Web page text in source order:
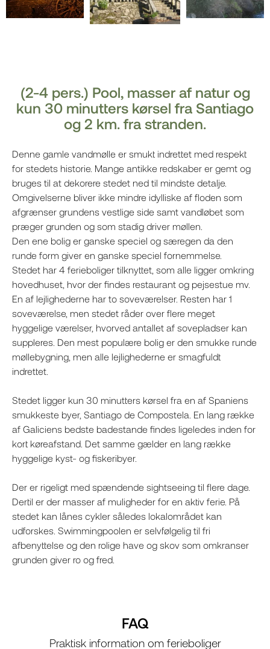
(2-4 pers.) Pool, masser af natur og
kun 30 minutters kørsel fra Santiago
og 2 km. fra stranden.
Denne gamle vandmølle er smukt indrettet med respekt
for stedets historie. Mange antikke redskaber er gemt og
bruges til at dekorere stedet ned til mindste detalje.
Omgivelserne bliver ikke mindre idylliske af floden som
afgrænser grundens vestlige side samt vandløbet som
præger grunden og som stadig driver møllen.
Den ene bolig er ganske speciel og særegen da den
runde form giver en ganske speciel fornemmelse.
Stedet har 4 ferieboliger tilknyttet, som alle ligger omkring
hovedhuset, hvor der findes restaurant og pejsestue mv.
En af lejlighederne har to soveværelser. Resten har 1
soveværelse, men stedet råder over flere meget
hyggelige værelser, hvorved antallet af sovepladser kan
suppleres. Den mest populære bolig er den smukke runde
møllebygning, men alle lejlighederne er smagfuldt
indrettet.
Stedet ligger kun 30 minutters kørsel fra en af Spaniens
smukkeste byer, Santiago de Compostela. En lang række
af Galiciens bedste badestande findes ligeledes inden for
kort køreafstand. Det samme gælder en lang række
hyggelige kyst- og fiskeribyer.
Der er rigeligt med spændende sightseeing til flere dage.
Dertil er der masser af muligheder for en aktiv ferie. På
stedet kan lånes cykler således lokalområdet kan
udforskes. Swimmingpoolen er selvfølgelig til fri
afbenyttelse og den rolige have og skov som omkranser
grunden giver ro og fred.
FAQ
Praktisk information om ferieboliger